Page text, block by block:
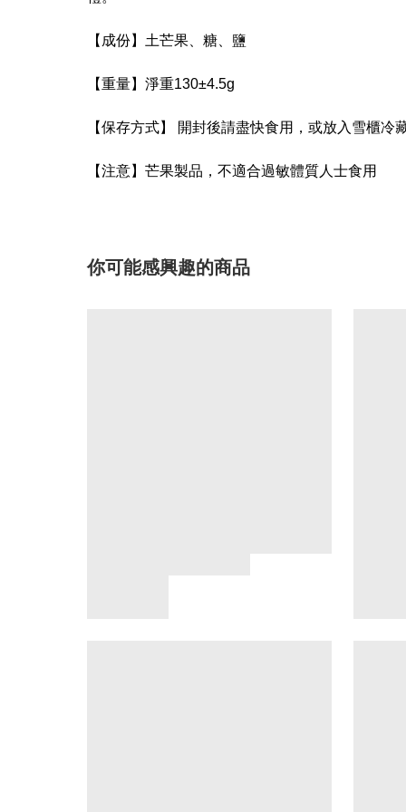
【成份】土芒果、糖、鹽
【重量】淨重130±4.5g
【保存方式】 開封後請盡快食用，或放入雪櫃冷
【注意】芒果製品，不適合過敏體質人士食用
你可能感興趣的商品